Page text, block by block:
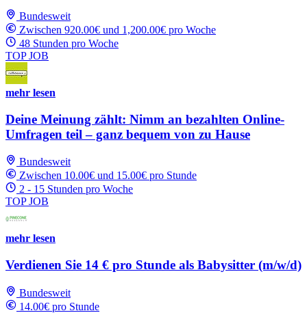
Bundesweit
Zwischen 920.00€ und 1,200.00€ pro Woche
48 Stunden pro Woche
TOP JOB
mehr lesen
Deine Meinung zählt: Nimm an bezahlten Online-
Umfragen teil – ganz bequem von zu Hause
Bundesweit
Zwischen 10.00€ und 15.00€ pro Stunde
2 - 15 Stunden pro Woche
TOP JOB
mehr lesen
Verdienen Sie 14 € pro Stunde als Babysitter (m/w/d)
Bundesweit
14.00€ pro Stunde